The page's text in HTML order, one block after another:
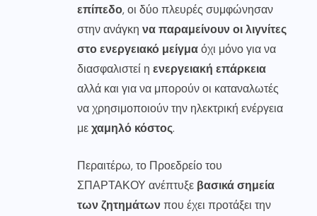
επίπεδο, οι δύο πλευρές συμφώνησαν
στην ανάγκη να παραμείνουν οι λιγνίτες
στο ενεργειακό μείγμαόχι μόνο για να
διασφαλιστεί η ενεργειακή επάρκεια
αλλά και για να μπορούν οι καταναλωτές
να χρησιμοποιούν την ηλεκτρική ενέργεια
μεχαμηλό κόστος.
Περαιτέρω, το Προεδρείο του
ΣΠΑΡΤΑΚΟΥ ανέπτυξε βασικά σημεία
των ζητημάτωνπου έχει προτάξει την